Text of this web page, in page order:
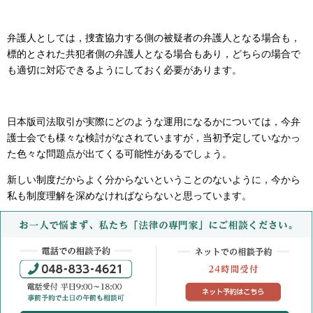
弁護人としては，捜査協力する側の被疑者の弁護人となる場合も，
標的とされた共犯者側の弁護人となる場合もあり，どちらの場合で
も適切に対応できるようにしておく必要があります。
日本版司法取引が実際にどのような運用になるかについては，今弁
護士会でも様々な検討がなされていますが，当初予定していなかっ
た色々な問題点が出てくる可能性があるでしょう。
新しい制度だからよく分からないということのないように，今から
私も制度理解を深めなければならないと思っています。
電話での相談予約：048-833-4621（平日